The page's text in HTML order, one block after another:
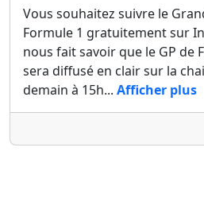
Vous souhaitez suivre le
Formule 1 gratuitement sur
nous fait savoir que le GP de
sera diffusé en clair sur la
demain à 15h... Afficher plus